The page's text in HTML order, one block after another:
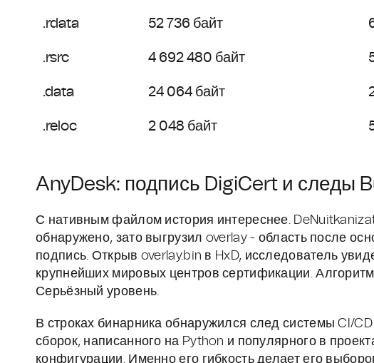
.rdata 52 736 байт
.rsrc 4 692 480 байт
.data 24 064 байт
.reloc 2 048 байт
AnyDesk: подпись DigiCert и следы
С нативным файлом история интереснее.
обнаружено, зато выгрузил overlay - область после
подпись. Открыв overlay.bin в HxD, исследователь
крупнейших мировых центров сертификации.
Серьёзный уровень.
В строках бинарника обнаружился след системы CI/CD
сборок, написанного на Python и популярного в
конфигурации. Именно его гибкость делает его